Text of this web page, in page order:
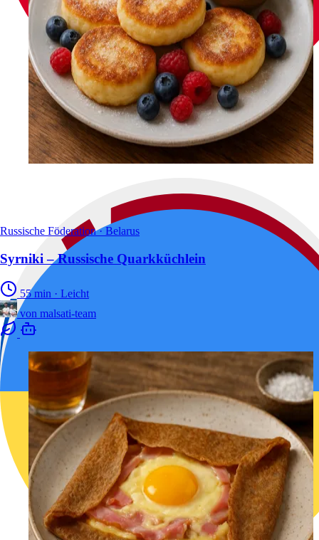
Russische Föderation · Belarus
Syrniki – Russische Quarkküchlein
55 min · Leicht
von malsati-team